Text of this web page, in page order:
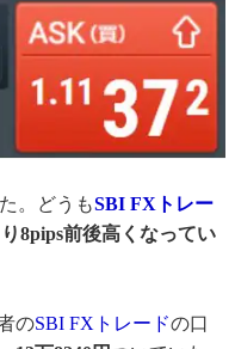
。どうもSBI FXトレー
8pips前後高くなってい
のSBI FXトレードの口